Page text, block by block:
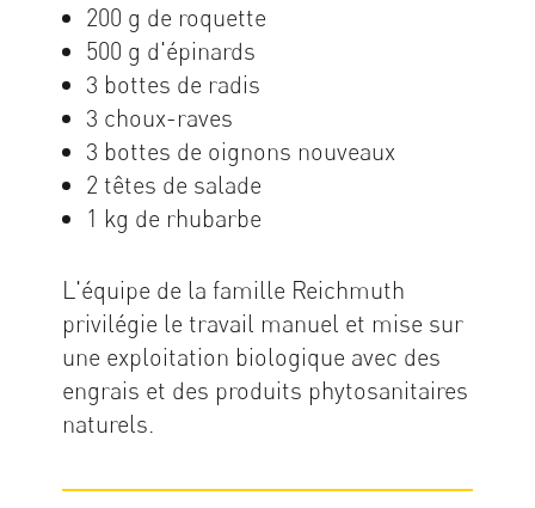
200 g de roquette
500 g d'épinards
3 bottes de radis
3 choux-raves
3 bottes de oignons nouveaux
2 têtes de salade
1 kg de rhubarbe
L'équipe de la famille Reichmuth
privilégie le travail manuel et mise sur
une exploitation biologique avec des
engrais et des produits phytosanitaires
naturels.